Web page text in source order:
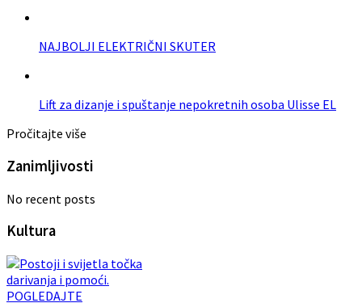
NAJBOLJI ELEKTRIČNI SKUTER
Lift za dizanje i spuštanje nepokretnih osoba Ulisse EL
Pročitajte više
Zanimljivosti
No recent posts
Kultura